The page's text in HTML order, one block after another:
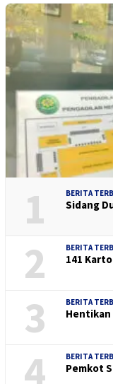
1 BERITA
Sidang
2 BERITA
141
3 BERITA
Hentikan
4 BERITA
Pemkot